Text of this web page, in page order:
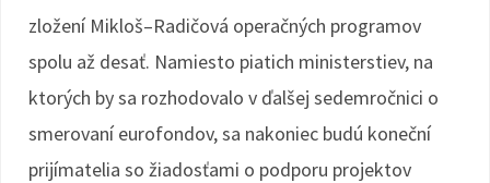
zložení Mikloš–Radičová operačných programov
spolu až desať. Namiesto piatich ministerstiev, na
ktorých by sa rozhodovalo v ďalšej sedemročnici o
smerovaní eurofondov, sa nakoniec budú koneční
prijímatelia so žiadosťami o podporu projektov